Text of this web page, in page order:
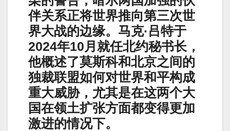
伴关系正将世界推向第三次世
界大战的边缘。马克·吕特于
2024年10月就任北约秘书长，
他概述了莫斯科和北京之间的
独裁联盟如何对世界和平构成
重大威胁，尤其是在这两个大
国在领土扩张方面都变得更加
激进的情况下。